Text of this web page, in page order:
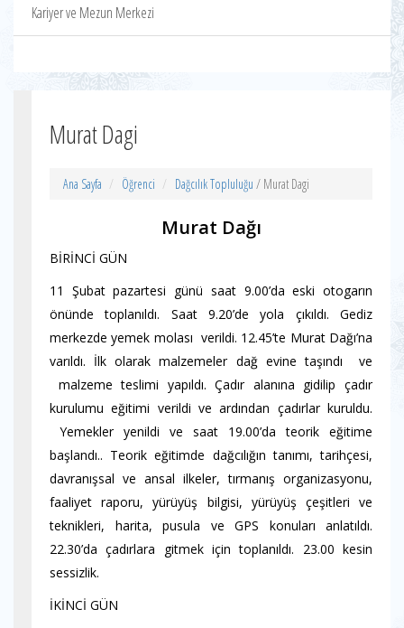
Kariyer ve Mezun Merkezi
Murat Dagi
Ana Sayfa Öğrenci Dağcılık Topluluğu / Murat Dagi
Murat Dağı
BİRİNCİ GÜN
11 Şubat pazartesi günü saat 9.00’da eski otogarın
önünde toplanıldı. Saat 9.20’de yola çıkıldı. Gediz
merkezde yemek molası verildi. 12.45’te Murat Dağı’na
varıldı. İlk olarak malzemeler dağ evine taşındı ve
malzeme teslimi yapıldı. Çadır alanına gidilip çadır
kurulumu eğitimi verildi ve ardından çadırlar kuruldu.
Yemekler yenildi ve saat 19.00’da teorik eğitime
başlandı.. Teorik eğitimde dağcılığın tanımı, tarihçesi,
davranışsal ve ansal ilkeler, tırmanış organizasyonu,
faaliyet raporu, yürüyüş bilgisi, yürüyüş çeşitleri ve
teknikleri, harita, pusula ve GPS konuları anlatıldı.
22.30’da çadırlara gitmek için toplanıldı. 23.00 kesin
sessizlik.
İKİNCİ GÜN